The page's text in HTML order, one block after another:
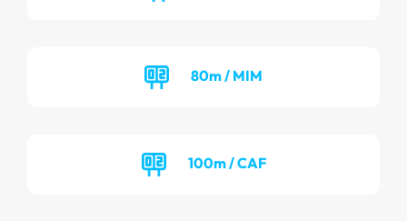
80m / MIM
100m / CAF